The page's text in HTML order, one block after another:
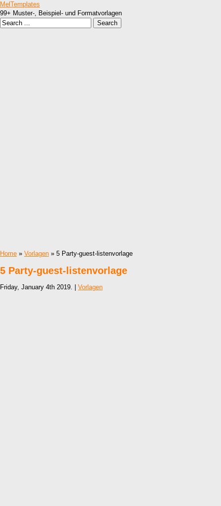
MelTemplates
99+ Muster-, Beispiel- und Formatvorlagen
Home » Vorlagen » 5 Party-guest-listenvorlage
5 Party-guest-listenvorlage
Friday, January 4th 2019. | Vorlagen